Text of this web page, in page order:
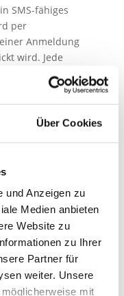
Über Cookies
und Anzeigen zu
Medien anbieten
Website zu
zu Ihrer
Partner für
weiter. Unsere
mit
SMS-fähiges
per
Anmeldung
wird. Jede
teilnehmen
wählen. Ein
ist nicht
31. Oktober.
gerade das
anführt. Am
ein Preisträger
im